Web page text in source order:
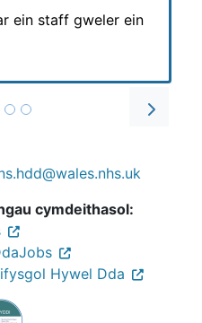
ein staff gweler ein
Next
cymdeithasol:
Hywel Dda